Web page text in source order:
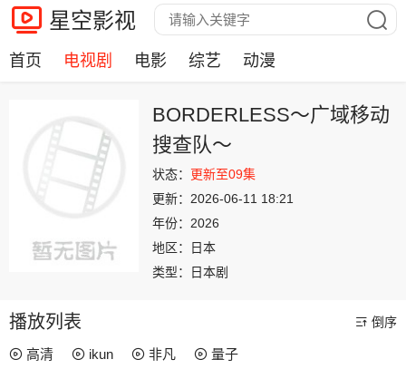
星空影视
首页 电视剧 电影 综艺 动漫
BORDERLESS～广域移动
搜查队～
状态： 更新至09集
更新： 2026-06-11 18:21
年份： 2026
地区：
日本
类型：
日本剧
播放列表 倒序
高清 ikun 非凡 量子